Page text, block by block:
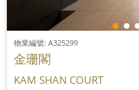
物業編號: A325299
金珊閣
KAM SHAN COURT